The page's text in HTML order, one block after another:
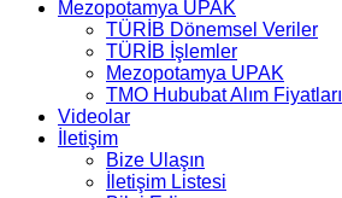
Mezopotamya UPAK
TÜRİB Dönemsel Veriler
TÜRİB İşlemler
Mezopotamya UPAK
TMO Hububat Alım Fiyatları
Videolar
İletişim
Bize Ulaşın
İletişim Listesi